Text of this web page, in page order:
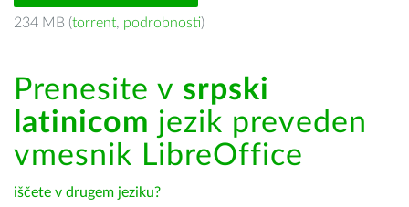
234 MB (torrent, podrobnosti)
Prenesite v srpski
latinicom jezik preveden
vmesnik LibreOffice
iščete v drugem jeziku?